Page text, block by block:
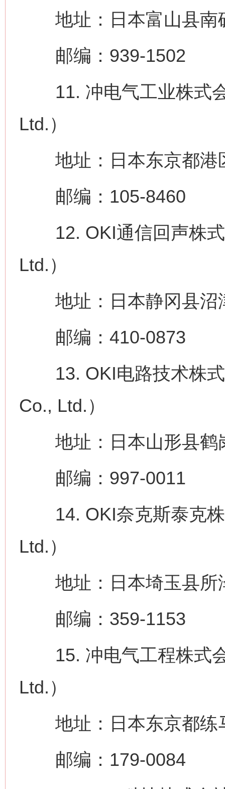
地址：日本富山县南
邮编：939-1502
11. 冲电气工业株式会
Ltd.）
地址：日本东京都港
邮编：105-8460
12. OKI通信回声株式
Ltd.）
地址：日本静冈县沼
邮编：410-0873
13. OKI电路技术株式
Co., Ltd.）
地址：日本山形县鹤
邮编：997-0011
14. OKI奈克斯泰克株
Ltd.）
地址：日本埼玉县所
邮编：359-1153
15. 冲电气工程株式会
Ltd.）
地址：日本东京都练
邮编：179-0084